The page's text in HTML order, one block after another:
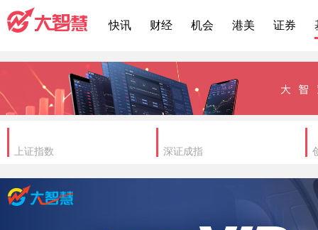
快讯 财经 机会 港美 证券
上证指数 深证成指